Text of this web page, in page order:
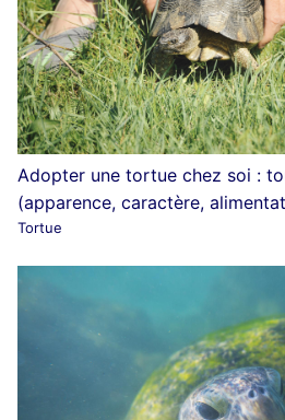
Adopter une tortue chez soi :
(apparence, caractère,
Tortue